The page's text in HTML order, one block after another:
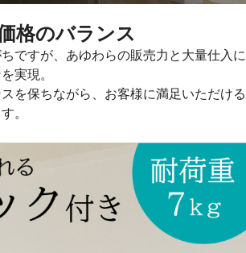
格のバランス
ですが、あゆわらの販売力と大量仕入に
実現。
を保ちながら、お客様に満足いただける
。